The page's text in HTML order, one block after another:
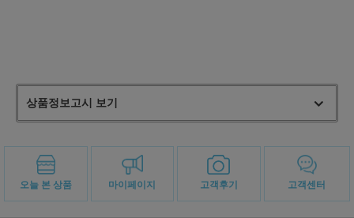
상품정보고시 보기
오늘 본 상품 마이페이지 고객후기 고객센터